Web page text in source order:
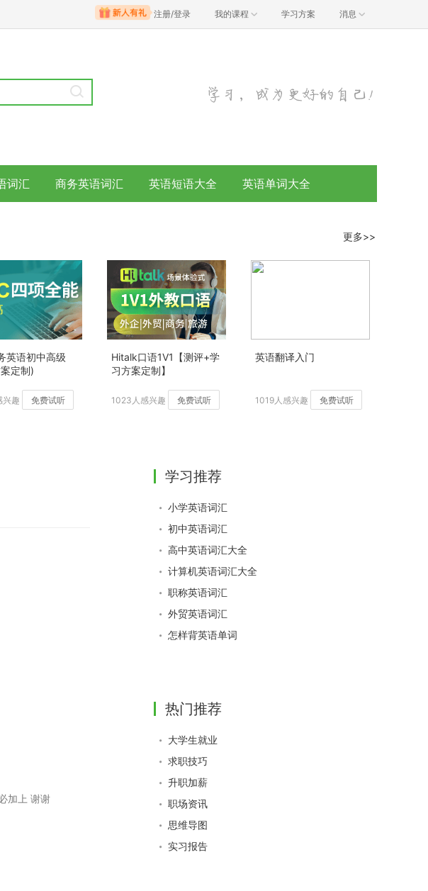
注册/登录 我的课程 学习方案 消息
词汇 商务英语词汇 英语短语大全 英语单词大全
更多>>
英语初中高级
定制)
兴趣 免费试听
Hitalk口语1V1【测评+学
习方案定制】
1023人感兴趣 免费试听
英语翻译入门
1019人感兴趣 免费试听
加上 谢谢
学习推荐
小学英语词汇
初中英语词汇
高中英语词汇大全
计算机英语词汇大全
职称英语词汇
外贸英语词汇
怎样背英语单词
热门推荐
大学生就业
求职技巧
升职加薪
职场资讯
思维导图
实习报告